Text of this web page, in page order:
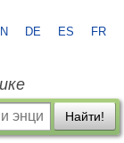
DE ES FR
Найти!